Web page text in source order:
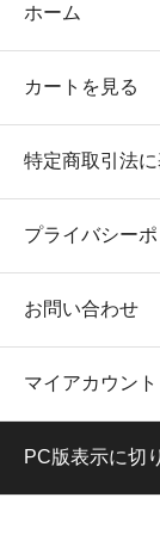
ホーム
カートを見る
特定商取引法
プライバシー
お問い合わせ
マイアカウント
PC版表示に切